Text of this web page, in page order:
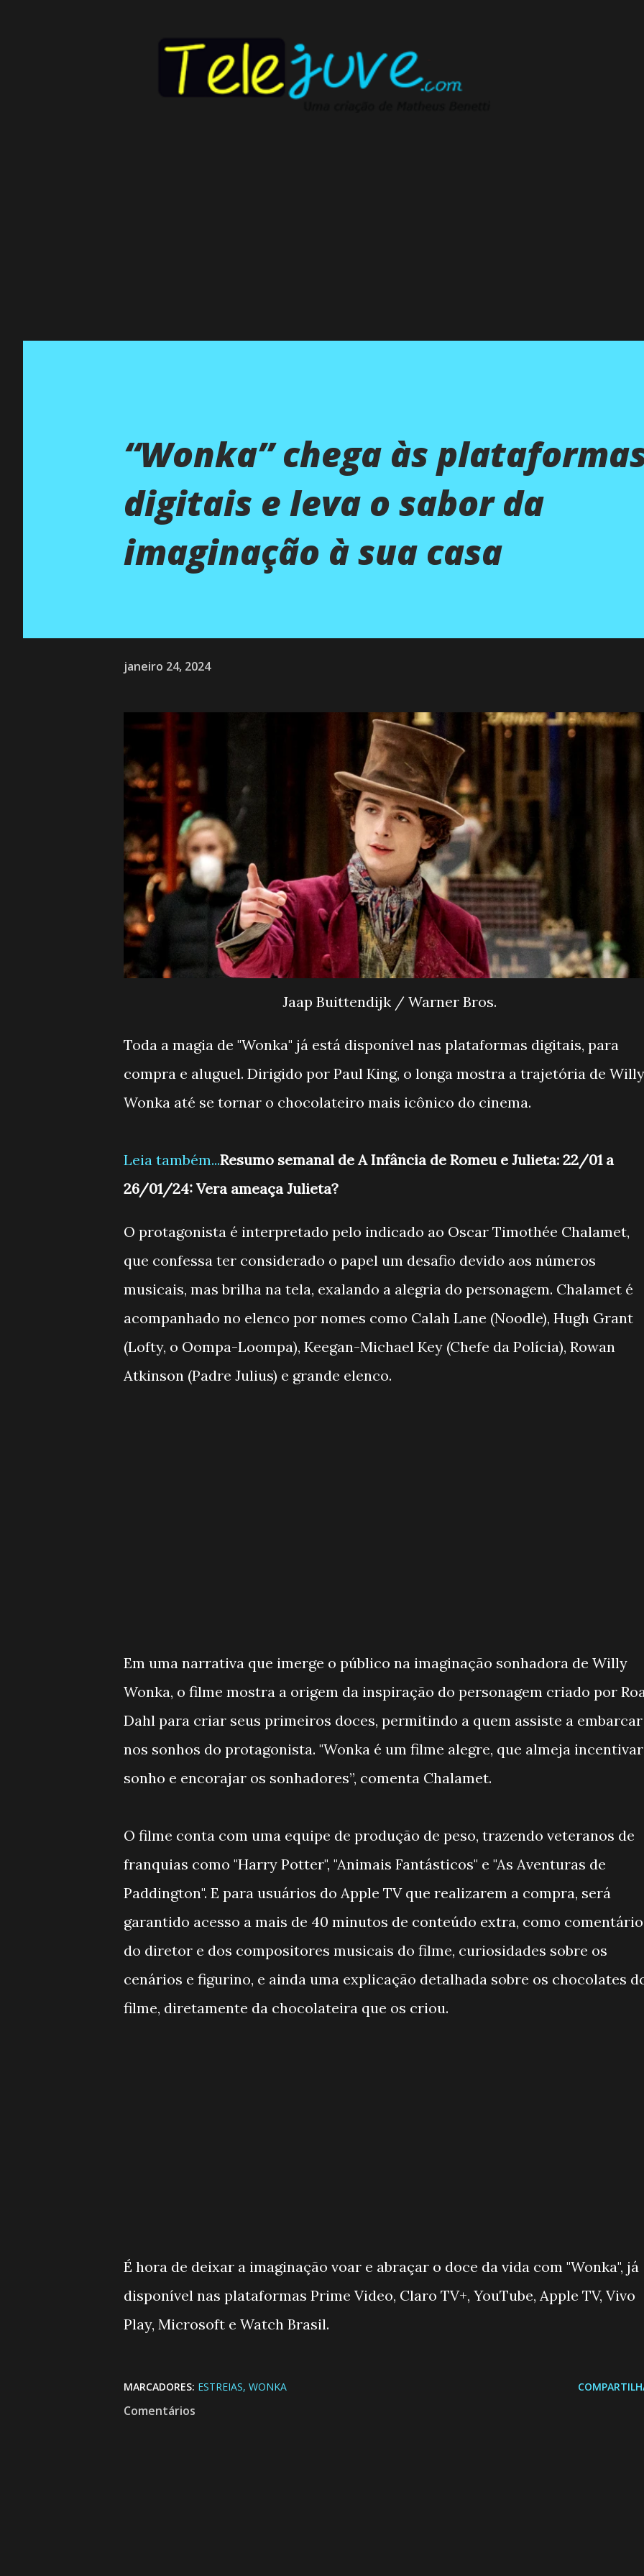
“Wonka” chega às
digitais e leva o sabor da
imaginação à sua casa
janeiro 24, 2024
Jaap Buittendijk / Warner Bros.
Toda a magia de "Wonka" já está disponível nas plataformas digitais, para
compra e aluguel. Dirigido por Paul King, o longa mostra a trajetória de Willy
Wonka até se tornar o chocolateiro mais icônico do cinema.
Leia também...Resumo semanal de A Infância de Romeu e Julieta: 22/01 a
26/01/24: Vera ameaça Julieta?
O protagonista é interpretado pelo indicado ao Oscar Timothée Chalamet,
que confessa ter considerado o papel um desafio devido aos números
musicais, mas brilha na tela, exalando a alegria do personagem. Chalamet é
acompanhado no elenco por nomes como Calah Lane (Noodle), Hugh Grant
(Lofty, o Oompa-Loompa), Keegan-Michael Key (Chefe da Polícia), Rowan
Atkinson (Padre Julius) e grande elenco.
Em uma narrativa que imerge o público na imaginação sonhadora de Willy
Wonka, o filme mostra a origem da inspiração do personagem criado por
Dahl para criar seus primeiros doces, permitindo a quem assiste a embarcar
nos sonhos do protagonista. "Wonka é um filme alegre, que almeja
sonho e encorajar os sonhadores”, comenta Chalamet.
O filme conta com uma equipe de produção de peso, trazendo veteranos de
franquias como "Harry Potter", "Animais Fantásticos" e "As Aventuras de
Paddington". E para usuários do Apple TV que realizarem a compra, será
garantido acesso a mais de 40 minutos de conteúdo extra, como
do diretor e dos compositores musicais do filme, curiosidades sobre os
cenários e figurino, e ainda uma explicação detalhada sobre os chocolates
filme, diretamente da chocolateira que os criou.
É hora de deixar a imaginação voar e abraçar o doce da vida com "Wonka", já
disponível nas plataformas Prime Video, Claro TV+, YouTube, Apple TV, Vivo
Play, Microsoft e Watch Brasil.
MARCADORES: ESTREIAS WONKA
Comentários